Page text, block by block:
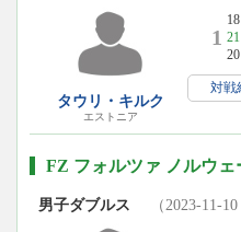
タウリ・キルク
エストニア
1 21
対戦
FZ フォルツァ ノルウェ
男子ダブルス （2023-11-10